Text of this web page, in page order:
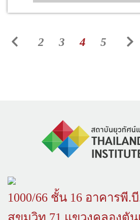
2 3 4 5
1000/66 ชั้น 16 อาคารพี.
สุขุมวิท 71 แขวงคลองตัน